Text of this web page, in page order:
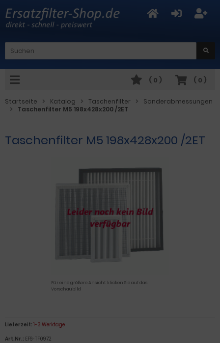
( 0 )
( 0 )
Startseite Katalog Taschenfilter
Sonderabmessungen
Taschenfilter M5 198x428x200 /2ET
Taschenfilter M5 198x428x200 /2ET
Für eine größere Ansicht klicken Sie auf das
Vorschaubild
Lieferzeit: 1-3 Werktage
Art.Nr.: EFS-TF0972